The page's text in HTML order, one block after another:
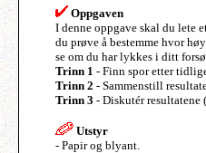
Oppgaven
I denne oppgave skal du lete
du prøve å bestemme hvor
se om du har lykkes i ditt
Trinn 1 - Finn spor etter
Trinn 2 - Sammenstill
Trinn 3 - Diskutér resultatene
Utstyr
- Papir og blyant.